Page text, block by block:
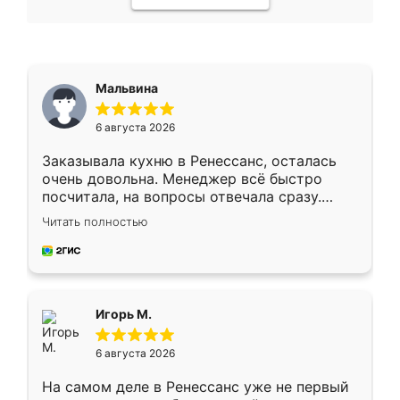
Мальвина
6 августа 2026
Заказывала кухню в Ренессанс, осталась
очень довольна. Менеджер всё быстро
посчитала, на вопросы отвечала сразу.
Замерщик приехал в субботу, подошёл к
делу со всей ответственностью. Собрали
за день, ребята работали аккуратно, даже
Читать полностью
Игорь М.
6 августа 2026
На самом деле в Ренессанс уже не первый